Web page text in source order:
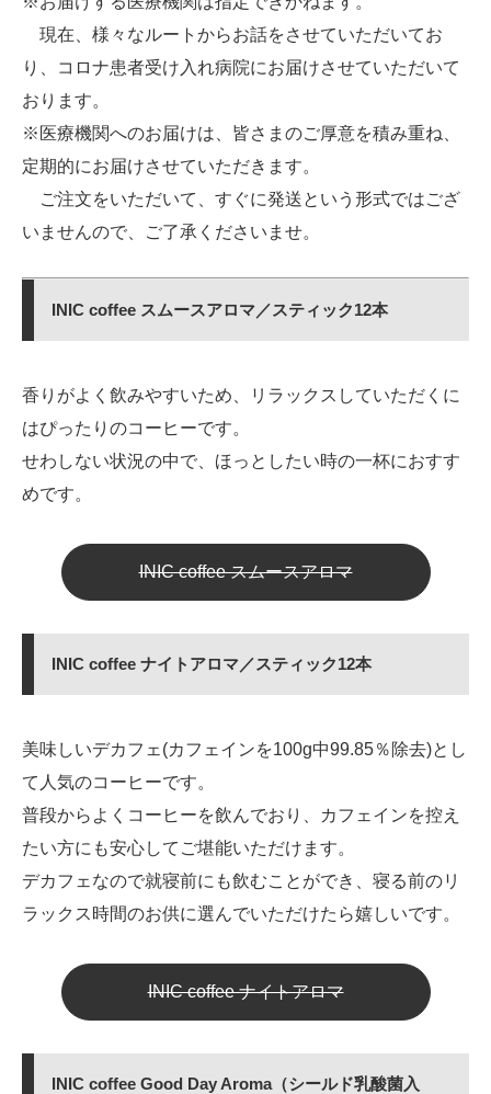
現在、様々なルートからお話をさせていただいてお
り、コロナ患者受け入れ病院にお届けさせていただいて
おります。
※医療機関へのお届けは、皆さまのご厚意を積み重ね、
定期的にお届けさせていただきます。
ご注文をいただいて、すぐに発送という形式ではござ
いませんので、ご了承くださいませ。
INIC coffee スムースアロマ／スティック12本
香りがよく飲みやすいため、リラックスしていただくに
はぴったりのコーヒーです。
せわしない状況の中で、ほっとしたい時の一杯におすす
めです。
INIC coffee スムースアロマ
INIC coffee ナイトアロマ／スティック12本
美味しいデカフェ(カフェインを100g中99.85％除去)とし
て人気のコーヒーです。
普段からよくコーヒーを飲んでおり、カフェインを控え
たい方にも安心してご堪能いただけます。
デカフェなので就寝前にも飲むことができ、寝る前のリ
ラックス時間のお供に選んでいただけたら嬉しいです。
INIC coffee ナイトアロマ
INIC coffee Good Day Aroma（シールド乳酸菌入